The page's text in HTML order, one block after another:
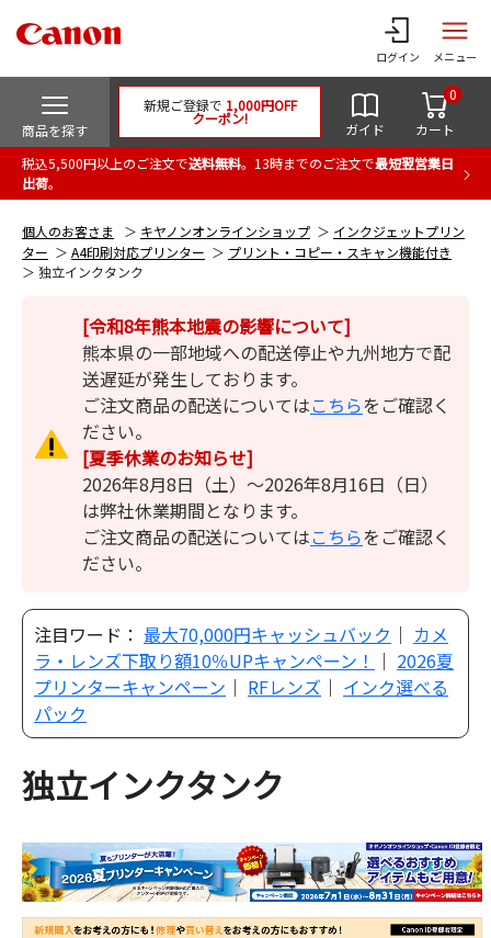
ログイン メニュー
商品を探す
新規ご登録で 1,000円OFF
クーポン!
ガイド カート
0
税込5,500円以上のご注文で送料無料。13時までのご注文で最短翌営業日
出荷。
個人のお客さま キヤノンオンラインショップ
インクジェットプリン
ター
A4印刷対応プリンター
プリント・コピー・スキャン機能付き
独立インクタンク
[令和8年熊本地震の影響について]
熊本県の一部地域への配送停止や九州地方で配
送遅延が発生しております。
ご注文商品の配送についてはこちらをご確認く
ださい。
[夏季休業のお知らせ]
2026年8月8日（土）～2026年8月16日（日）
は弊社休業期間となります。
ご注文商品の配送についてはこちらをご確認く
ださい。
注目ワード： 最大70,000円キャッシュバック ｜ カメ
ラ・レンズ下取り額10％UPキャンペーン！
｜ 2026夏
プリンターキャンペーン ｜ RFレンズ ｜ インク選べる
パック
独立インクタンク